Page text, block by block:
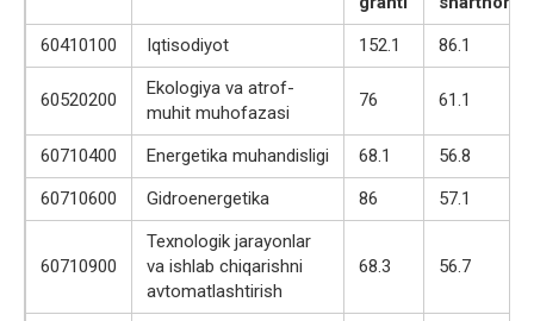
60410100
Iqtisodiyot 152.1 86.1
60520200
Ekologiya va atrof-
muhit muhofazasi
76 61.1
60710400 Energetika muhandisligi 68.1
56.8
60710600
Gidroenergetika 86 57.1
60710900
Texnologik jarayonlar
va ishlab chiqarishni
avtomatlashtirish
68.3 56.7